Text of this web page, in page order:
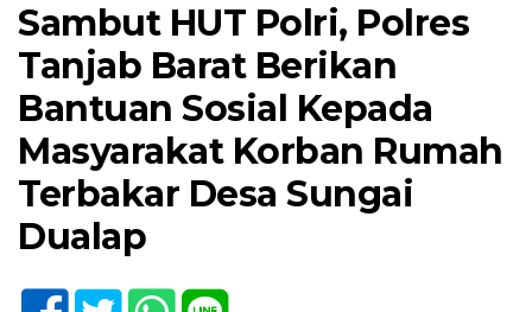
Sambut HUT Polri, Polres
Tanjab Barat Berikan
Bantuan Sosial Kepada
Masyarakat Korban Rumah
Terbakar Desa Sungai
Dualap